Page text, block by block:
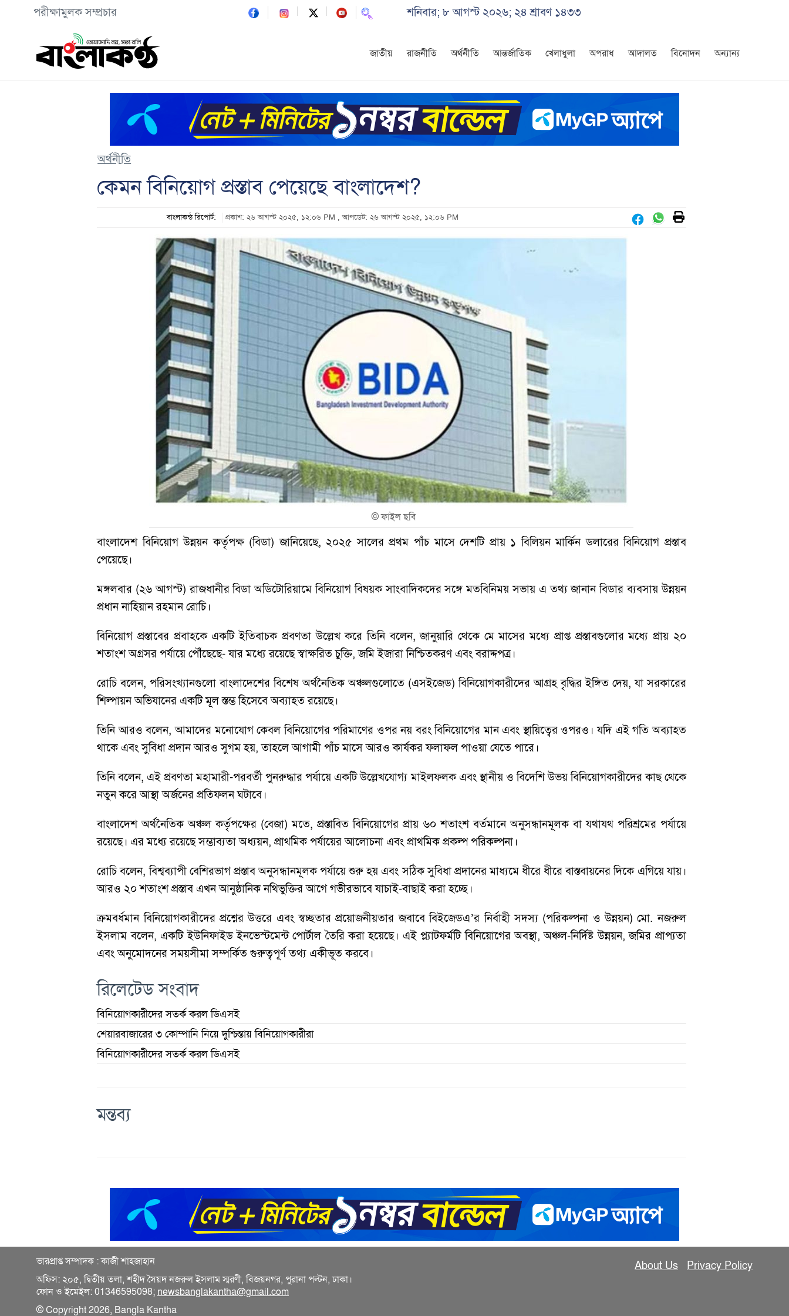
পরীক্ষামুলক সম্প্রচার শনিবার; ৮ আগস্ট ২০২৬; ২৪ শ্রাবণ ১৪৩৩
জাতীয় রাজনীতি অর্থনীতি আন্তর্জাতিক খেলাধুলা অপরাধ আদালত বিনোদন অন্যান্য
অর্থনীতি
কেমন বিনিয়োগ প্রস্তাব পেয়েছে বাংলাদেশ?
বাংলাকন্ঠ রিপোর্ট: প্রকাশ: ২৬ আগস্ট ২০২৫, ১২:০৬ PM , আপডেট: ২৬ আগস্ট ২০২৫, ১২:০৬ PM
©ফাইল ছবি
বাংলাদেশ বিনিয়োগ উন্নয়ন কর্তৃপক্ষ (বিডা) জানিয়েছে, ২০২৫ সালের প্রথম পাঁচ মাসে দেশটি প্রায় ১ বিলিয়ন মার্কিন ডলারের বিনিয়োগ প্রস্তাব
পেয়েছে।
মঙ্গলবার (২৬ আগস্ট) রাজধানীর বিডা অডিটোরিয়ামে বিনিয়োগ বিষয়ক সাংবাদিকদের সঙ্গে মতবিনিময় সভায় এ তথ্য জানান বিডার ব্যবসায় উন্নয়ন
প্রধান নাহিয়ান রহমান রোচি।
বিনিয়োগ প্রস্তাবের প্রবাহকে একটি ইতিবাচক প্রবণতা উল্লেখ করে তিনি বলেন, জানুয়ারি থেকে মে মাসের মধ্যে প্রাপ্ত প্রস্তাবগুলোর মধ্যে প্রায় ২০
শতাংশ অগ্রসর পর্যায়ে পৌঁছেছে- যার মধ্যে রয়েছে স্বাক্ষরিত চুক্তি, জমি ইজারা নিশ্চিতকরণ এবং বরাদ্দপত্র।
রোচি বলেন, পরিসংখ্যানগুলো বাংলাদেশের বিশেষ অর্থনৈতিক অঞ্চলগুলোতে (এসইজেড) বিনিয়োগকারীদের আগ্রহ বৃদ্ধির ইঙ্গিত দেয়, যা সরকারের
শিল্পায়ন অভিযানের একটি মূল স্তম্ভ হিসেবে অব্যাহত রয়েছে।
তিনি আরও বলেন, আমাদের মনোযোগ কেবল বিনিয়োগের পরিমাণের ওপর নয় বরং বিনিয়োগের মান এবং স্থায়িত্বের ওপরও। যদি এই গতি অব্যাহত
থাকে এবং সুবিধা প্রদান আরও সুগম হয়, তাহলে আগামী পাঁচ মাসে আরও কার্যকর ফলাফল পাওয়া যেতে পারে।
তিনি বলেন, এই প্রবণতা মহামারী-পরবর্তী পুনরুদ্ধার পর্যায়ে একটি উল্লেখযোগ্য মাইলফলক এবং স্থানীয় ও বিদেশি উভয় বিনিয়োগকারীদের কাছ থেকে
নতুন করে আস্থা অর্জনের প্রতিফলন ঘটাবে।
বাংলাদেশ অর্থনৈতিক অঞ্চল কর্তৃপক্ষের (বেজা) মতে, প্রস্তাবিত বিনিয়োগের প্রায় ৬০ শতাংশ বর্তমানে অনুসন্ধানমূলক বা যথাযথ পরিশ্রমের পর্যায়ে
রয়েছে। এর মধ্যে রয়েছে সম্ভাব্যতা অধ্যয়ন, প্রাথমিক পর্যায়ের আলোচনা এবং প্রাথমিক প্রকল্প পরিকল্পনা।
রোচি বলেন, বিশ্বব্যাপী বেশিরভাগ প্রস্তাব অনুসন্ধানমূলক পর্যায়ে শুরু হয় এবং সঠিক সুবিধা প্রদানের মাধ্যমে ধীরে ধীরে বাস্তবায়নের দিকে এগিয়ে যায়।
আরও ২০ শতাংশ প্রস্তাব এখন আনুষ্ঠানিক নথিভুক্তির আগে গভীরভাবে যাচাই-বাছাই করা হচ্ছে।
ক্রমবর্ধমান বিনিয়োগকারীদের প্রশ্নের উত্তরে এবং স্বচ্ছতার প্রয়োজনীয়তার জবাবে বিইজেডএ’র নির্বাহী সদস্য (পরিকল্পনা ও উন্নয়ন) মো. নজরুল
ইসলাম বলেন, একটি ইউনিফাইড ইনভেস্টমেন্ট পোর্টাল তৈরি করা হয়েছে। এই প্ল্যাটফর্মটি বিনিয়োগের অবস্থা, অঞ্চল-নির্দিষ্ট উন্নয়ন, জমির প্রাপ্যতা
এবং অনুমোদনের সময়সীমা সম্পর্কিত গুরুত্বপূর্ণ তথ্য একীভূত করবে।
রিলেটেড সংবাদ
বিনিয়োগকারীদের সতর্ক করল ডিএসই
শেয়ারবাজারের ৩ কোম্পানি নিয়ে দুশ্চিন্তায় বিনিয়োগকারীরা
বিনিয়োগকারীদের সতর্ক করল ডিএসই
মন্তব্য
ভারপ্রাপ্ত সম্পাদক : কাজী শাহজাহান
অফিস: ২০৫, দ্বিতীয় তলা, শহীদ সৈয়দ নজরুল ইসলাম স্মরণী, বিজয়নগর, পুরানা পল্টন, ঢাকা।
ফোন ও ইমেইল: 01346595098; newsbanglakantha@gmail.com
© Copyright 2026, Bangla Kantha
About Us Privacy Policy